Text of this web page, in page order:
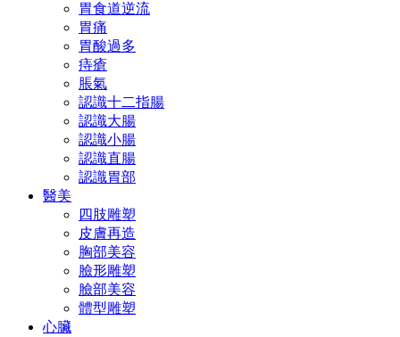
胃食道逆流
胃痛
胃酸過多
痔瘡
脹氣
認識十二指腸
認識大腸
認識小腸
認識直腸
認識胃部
醫美
四肢雕塑
皮膚再造
胸部美容
臉形雕塑
臉部美容
體型雕塑
心臟